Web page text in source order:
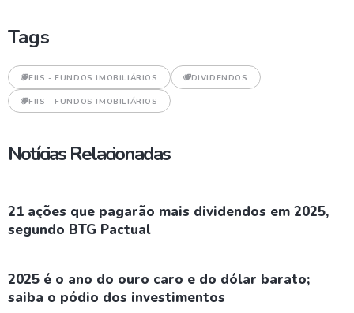
Tags
FIIS - FUNDOS IMOBILIÁRIOS DIVIDENDOS
FIIS - FUNDOS IMOBILIÁRIOS
Notícias Relacionadas
21 ações que pagarão mais dividendos em 2025,
segundo BTG Pactual
2025 é o ano do ouro caro e do dólar barato;
saiba o pódio dos investimentos